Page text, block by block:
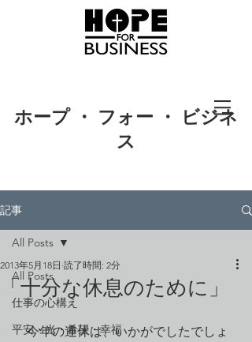
ホープ ・ フォー ・ ビジネ
ス
記事
All Posts
仕事の心構え
平安・光・希望・幸福
All Posts
「十分な休息のために」
2013年5月18日 読了時間: 2分
今年の連休は、いかがでしたでしょ